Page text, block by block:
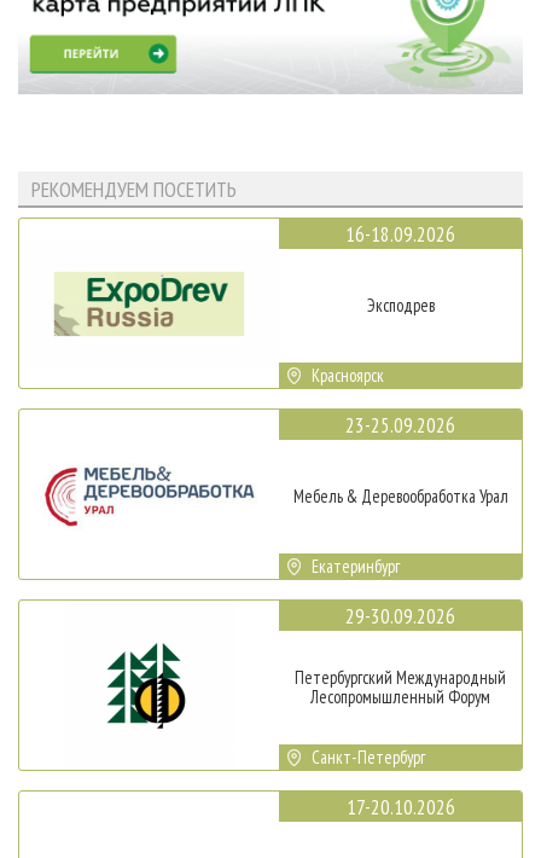
РЕКОМЕНДУЕМ ПОСЕТИТЬ
16-18.09.2026
Эксподрев
Красноярск
23-25.09.2026
Мебель & Деревообработка Урал
Екатеринбург
29-30.09.2026
Петербургский Международный
Лесопромышленный Форум
Санкт-Петербург
17-20.10.2026